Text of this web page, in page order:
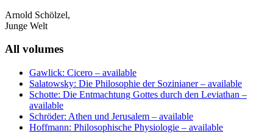
Arnold Schölzel,
Junge Welt
All volumes
Gawlick: Cicero – available
Salatowsky: Die Philosophie der Sozinianer– available
Schotte: Die Entmachtung Gottes durch den Leviathan –
available
Schröder: Athen und Jerusalem – available
Hoffmann: Philosophische Physiologie – available